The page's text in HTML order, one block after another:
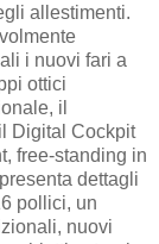
allestimenti.
i nuovi fari a
ottici
il
Digital Cockpit
free-standing in
dettagli
pollici, un
nuovi